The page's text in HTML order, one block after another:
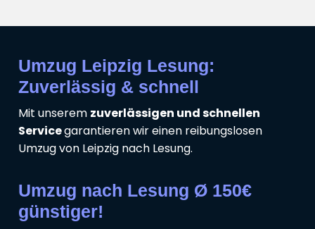
Umzug Leipzig Lesung:
Zuverlässig & schnell
Mit unserem zuverlässigen und schnellen
Servicegarantieren wir einen reibungslosen
Umzug von Leipzig nach Lesung.
Umzug nach Lesung Ø 150€
günstiger!